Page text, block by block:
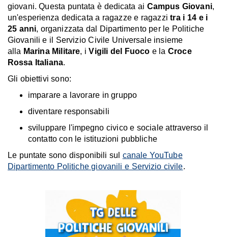
giovani. Questa puntata è dedicata ai Campus Giovani,
un'esperienza dedicata a ragazze e ragazzi tra i 14 e i
25 anni, organizzata dal Dipartimento per le Politiche
Giovanili e il Servizio Civile Universale insieme
alla Marina Militare, i Vigili del Fuoco e la Croce
Rossa Italiana.
Gli obiettivi sono:
imparare a lavorare in gruppo
diventare responsabili
sviluppare l'impegno civico e sociale attraverso il
contatto con le istituzioni pubbliche
Le puntate sono disponibili sul canale YouTube
Dipartimento Politiche giovanili e Servizio civile.